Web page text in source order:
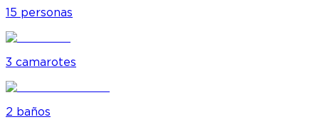
15 personas
3 camarotes
2 baños